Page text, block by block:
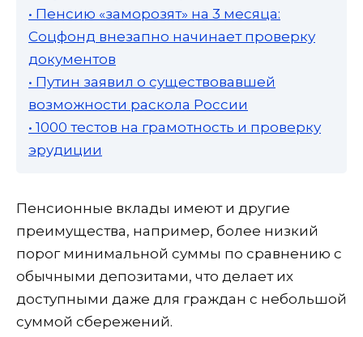
• Пенсию «заморозят» на 3 месяца:
Соцфонд внезапно начинает проверку
документов
• Путин заявил о существовавшей
возможности раскола России
• 1000 тестов на грамотность и проверку
эрудиции
Пенсионные вклады имеют и другие
преимущества, например, более низкий
порог минимальной суммы по сравнению с
обычными депозитами, что делает их
доступными даже для граждан с небольшой
суммой сбережений.